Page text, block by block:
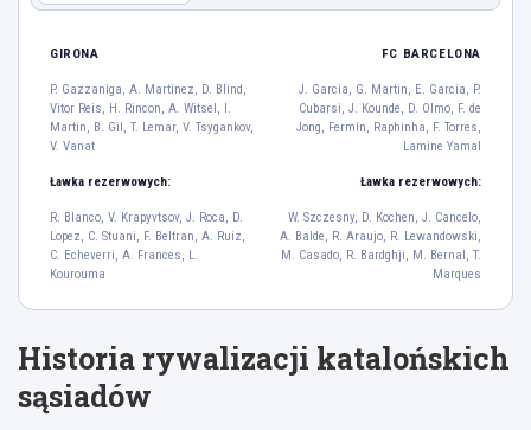
FC BARCELONA
A. Martinez
4
D. Blind Vitor Reis H. Rincon
2
B. Gil
21
V. Tsygankov
15
11
Raphinha F. Torres Lamine Yamal
GIRONA FC BARCELONA
P. Gazzaniga, A. Martinez, D. Blind,
Vitor Reis, H. Rincon, A. Witsel, I.
Martin, B. Gil, T. Lemar, V. Tsygankov,
V. Vanat
J. Garcia, G. Martin, E. Garcia, P.
Cubarsi, J. Kounde, D. Olmo, F. de
Jong, Fermín, Raphinha, F. Torres,
Lamine Yamal
Ławka rezerwowych: Ławka rezerwowych:
R. Blanco, V. Krapyvtsov, J. Roca, D.
Lopez, C. Stuani, F. Beltran, A. Ruiz,
C. Echeverri, A. Frances, L.
Kourouma
W. Szczesny, D. Kochen, J. Cancelo,
A. Balde, R. Araujo, R. Lewandowski,
M. Casado, R. Bardghji, M. Bernal, T.
Marques
Historia rywalizacji katalońskich
sąsiadów